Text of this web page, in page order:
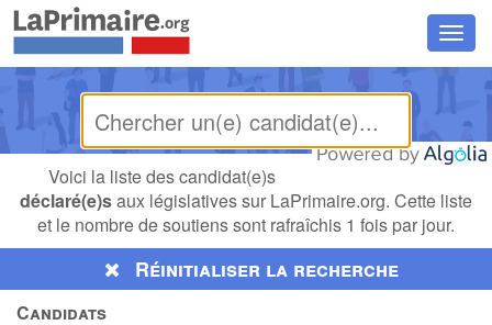
la
Voici la liste des candidat(e)s
déclaré(e)saux législatives sur LaPrimaire.org. Cette liste
et le nombre de soutiens sont rafraîchis 1 fois par jour.
Réinitialiser la recherche
Candidats